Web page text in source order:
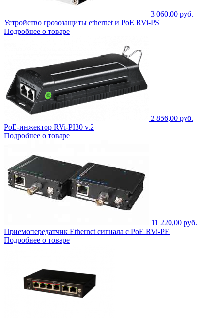
3 060,00 руб.
Устройство грозозащиты ethernet и PoE RVi-PS
Подробнее о товаре
2 856,00 руб.
PoE-инжектор RVi-PI30 v.2
Подробнее о товаре
11 220,00 руб.
Приемопередатчик Ethernet сигнала с PoE RVi-PE
Подробнее о товаре